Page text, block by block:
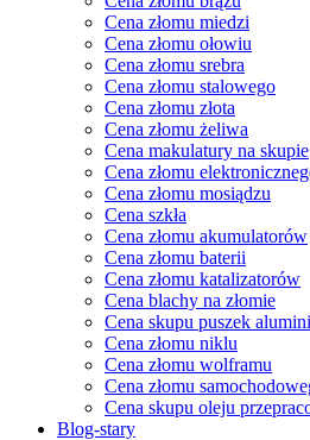
Cena złomu miedzi
Cena złomu ołowiu
Cena złomu srebra
Cena złomu stalowego
Cena złomu złota
Cena złomu żeliwa
Cena makulatury na skupie
Cena złomu
Cena złomu mosiądzu
Cena szkła
Cena złomu akumulatorów
Cena złomu baterii
Cena złomu katalizatorów
Cena blachy na złomie
Cena skupu puszek
Cena złomu niklu
Cena złomu wolframu
Cena złomu
Cena skupu oleju
Blog-stary